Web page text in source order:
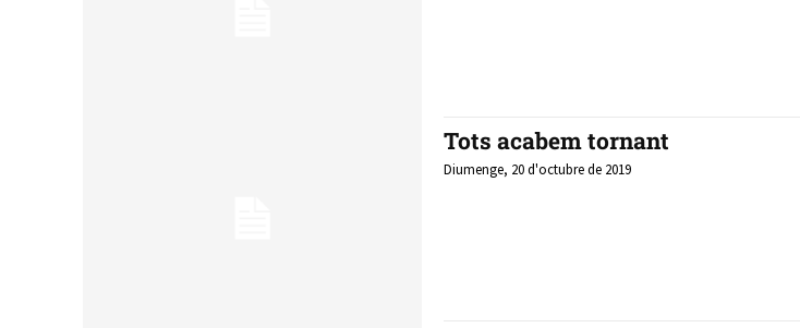
Tots acabem tornant
Diumenge, 20 d'octubre de 2019